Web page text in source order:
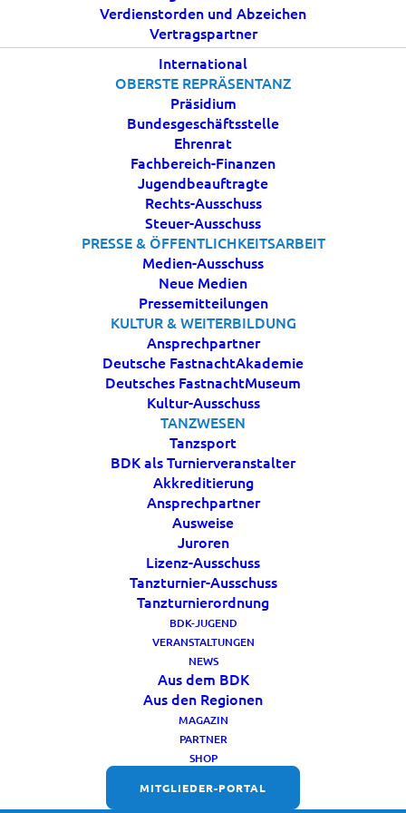
Verdienstorden und Abzeichen
Vertragspartner
International
OBERSTE REPRÄSENTANZ
Präsidium
Bundesgeschäftsstelle
Ehrenrat
Fachbereich-Finanzen
Jugendbeauftragte
Rechts-Ausschuss
Steuer-Ausschuss
PRESSE & ÖFFENTLICHKEITSARBEIT
Medien-Ausschuss
Neue Medien
Pressemitteilungen
KULTUR & WEITERBILDUNG
Ansprechpartner
Deutsche FastnachtAkademie
Deutsches FastnachtMuseum
Kultur-Ausschuss
TANZWESEN
Tanzsport
BDK als Turnierveranstalter
Akkreditierung
Ansprechpartner
Ausweise
Juroren
Lizenz-Ausschuss
Tanzturnier-Ausschuss
Tanzturnierordnung
BDK-JUGEND
VERANSTALTUNGEN
NEWS
Aus dem BDK
Aus den Regionen
MAGAZIN
PARTNER
SHOP
MITGLIEDER-PORTAL
24 DEZEMBER, 2023
Der Bund Deutscher Karneval e.V. wünscht allen
frohe und besinnliche Weihnachten.
„Die größten Ereignisse,
das sind nicht unsere lautesten,
sondern unsere stillsten Stunden.“
– Friedrich Nietzsche –
FOLGT UNS